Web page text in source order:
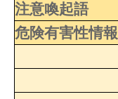
注意喚起語
危険有害性情報